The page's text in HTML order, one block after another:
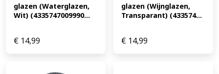
glazen (Waterglazen,
Wit) (4335747009990...
€ 14,99
glazen (Wijnglazen,
Transparant) (433574...
€ 14,99